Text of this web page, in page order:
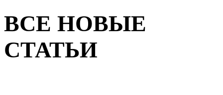
ВСЕ НОВЫЕ
СТАТЬИ